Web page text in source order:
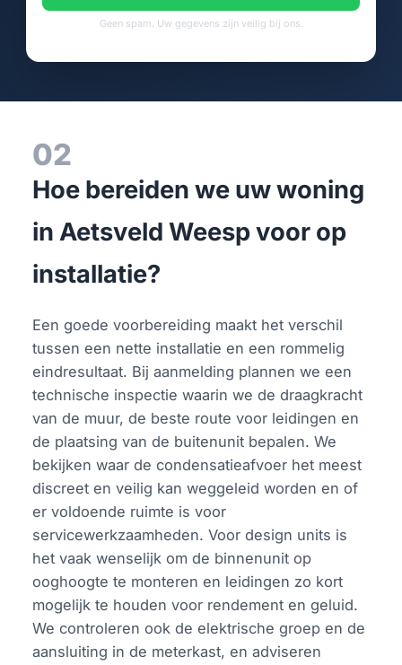
Geen spam. Uw gegevens zijn veilig bij ons.
02
Hoe bereiden we uw woning
in Aetsveld Weesp voor op
installatie?
Een goede voorbereiding maakt het verschil
tussen een nette installatie en een rommelig
eindresultaat. Bij aanmelding plannen we een
technische inspectie waarin we de draagkracht
van de muur, de beste route voor leidingen en
de plaatsing van de buitenunit bepalen. We
bekijken waar de condensatieafvoer het meest
discreet en veilig kan weggeleid worden en of
er voldoende ruimte is voor
servicewerkzaamheden. Voor design units is
het vaak wenselijk om de binnenunit op
ooghoogte te monteren en leidingen zo kort
mogelijk te houden voor rendement en geluid.
We controleren ook de elektrische groep en de
aansluiting in de meterkast, en adviseren